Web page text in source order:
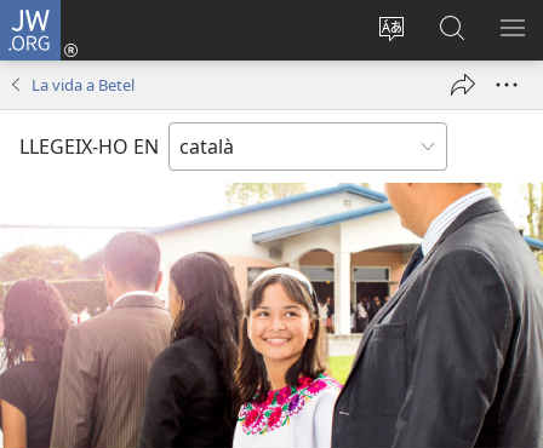
JW.ORG
Canvia
d’idioma
Inicia
sessió
finestra
Cerca
jw.org
La vida a Betel
LLEGEIX-HO EN